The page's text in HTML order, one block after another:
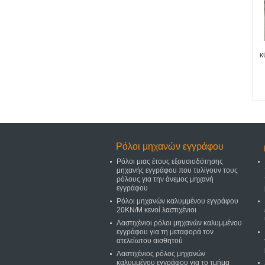
Ρόλοι μηχανών εγγράφου
Ρόλοι μιας έτους εξουσιοδότησης
μηχανής εγγράφου που τυλίγουν τους
ρόλους για την άνεμος μηχανή
εγγράφου
Ρόλοι μηχανών καλυμμένου εγγράφου
20KN/M κενοί λαστιχένιοι
Λαστιχένιοι ρόλοι μηχανών καλυμμένου
εγγράφου για τη μεταφορά τον
ατελείωτου αισθητού
Λαστιχένιος ρόλος μηχανών
καλυμμένου εγγράφου για το τμήμα